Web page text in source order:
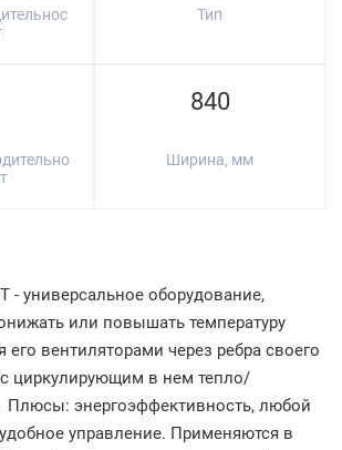
Тип
840
Ширина, мм
- универсальное оборудование,
или повышать температуру
его вентиляторами через ребра своего
циркулирующим в нем тепло/
Плюсы: энергоэффективность, любой
управление. Применяются в